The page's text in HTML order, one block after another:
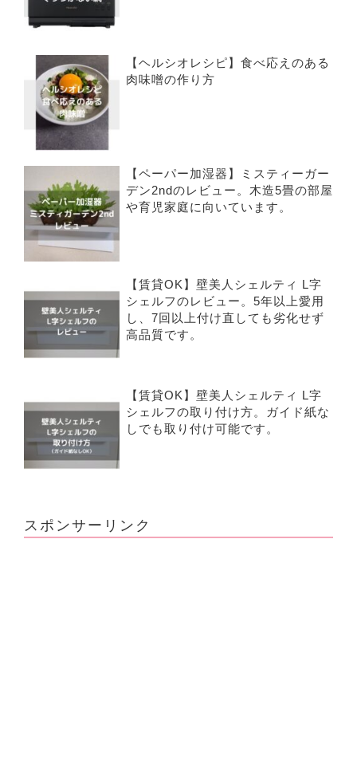
【ヘルシオレシピ】食べ応えのある
肉味噌の作り方
【ペーパー加湿器】ミスティーガー
デン2ndのレビュー。木造5畳の部屋
や育児家庭に向いています。
【賃貸OK】壁美人シェルティ L字
シェルフのレビュー。5年以上愛用
し、7回以上付け直しても劣化せず
高品質です。
【賃貸OK】壁美人シェルティ L字
シェルフの取り付け方。ガイド紙な
しでも取り付け可能です。
スポンサーリンク